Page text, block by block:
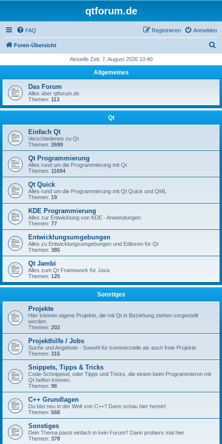
qtforum.de
FAQ Anmelden
Registrieren
Foren-Übersicht
h
Aktuelle Zeit: 7. August 2026 10:40
Allgemeines
Das Forum
Alles über qtforum.de
Themen: 113
Qt
Einfach Qt
Verschiedenes zu Qt
Themen: 2699
Qt Programmierung
Alles rund um die Programmierung mit Qt
Themen: 11694
Qt Quick
Alles rund um die Programmierung mit Qt Quick und QML
Themen: 19
KDE Programmierung
Alles zur Entwicklung von KDE - Anwendungen
Themen: 77
Entwicklungsumgebungen
Alles zu Entwicklungsumgebungen und Editoren für Qt
Themen: 385
Qt Jambi
Alles zum Qt Framework für Java
Themen: 125
Sonstiges
Projekte
Hier können eigene Projekte, die mit Qt in Beziehung stehen vorgestellt
werden.
Themen: 202
Projekthilfe / Jobs
Suche und Angebote - Sowohl für kommerzielle als auch freie Projekte
Themen: 315
Snippets, Tipps & Tricks
Code-Schnippsel, oder Tipps und Tricks, die einem beim Programmieren mit
Qt helfen können.
Themen: 96
C++ Grundlagen
Du bist neu in der Welt von C++? Dann schau hier herein!
Themen: 568
Sonstiges
Dein Thema passt einfach in kein Forum? Dann probiers mal hier.
Themen: 378